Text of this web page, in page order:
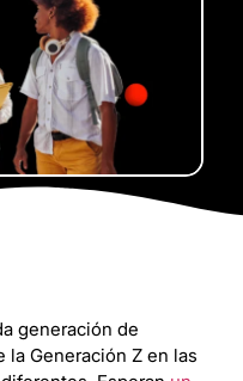
generación de
Generación Z en las